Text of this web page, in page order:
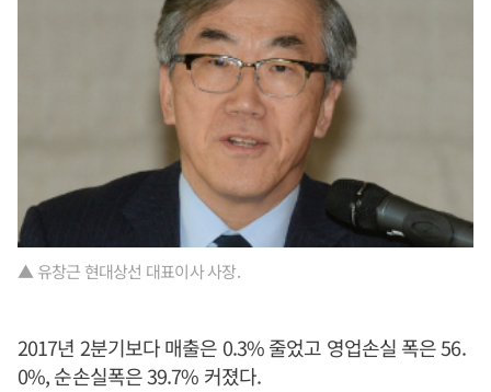
▲ 유창근 현대상선 대표이사 사장.
2017년 2분기보다 매출은 0.3% 줄었고 영업손실 폭은 56.
0%, 순손실폭은 39.7% 커졌다.